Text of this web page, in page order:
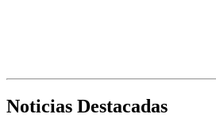
Noticias Destacadas